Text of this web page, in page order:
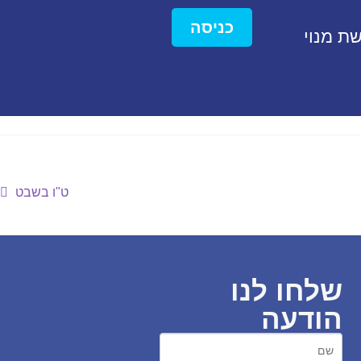
מנוי כניסה
ט"ו בשבט
שלחו לנו
הודעה